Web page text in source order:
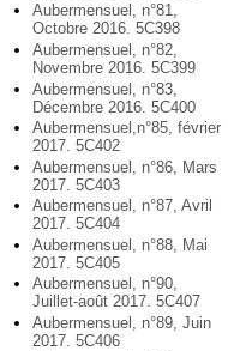
Aubermensuel, n°81,
Octobre 2016. 5C398
Aubermensuel, n°82,
Novembre 2016. 5C399
Aubermensuel, n°83,
Décembre 2016. 5C400
Aubermensuel,n°85, février
2017. 5C402
Aubermensuel, n°86, Mars
2017. 5C403
Aubermensuel, n°87, Avril
2017. 5C404
Aubermensuel, n°88, Mai
2017. 5C405
Aubermensuel, n°90,
Juillet-août 2017. 5C407
Aubermensuel, n°89, Juin
2017. 5C406